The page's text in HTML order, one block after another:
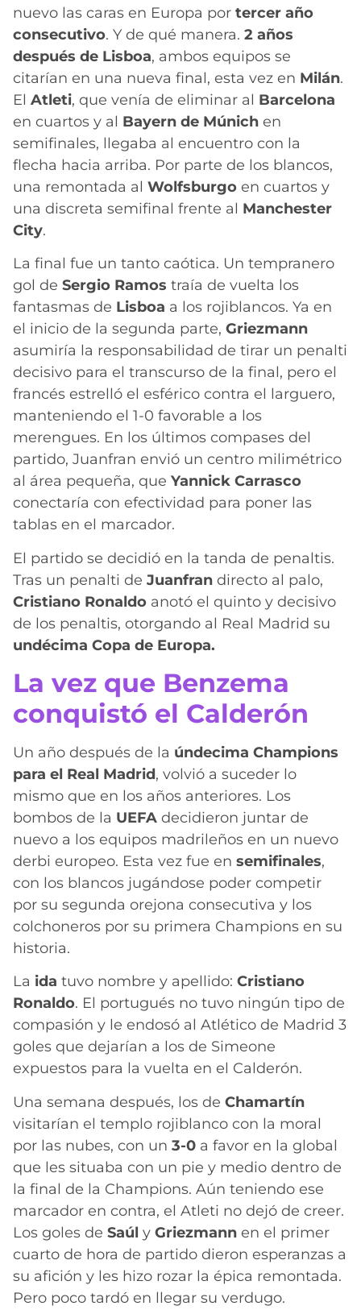
nuevo las caras en Europa por tercer año
consecutivo. Y de qué manera. 2 años
después de Lisboa, ambos equipos se
citarían en una nueva final, esta vez en Milán.
El Atleti, que venía de eliminar al Barcelona
en cuartos y al Bayern de Múnich en
semifinales, llegaba al encuentro con la
flecha hacia arriba. Por parte de los blancos,
una remontada al Wolfsburgo en cuartos y
una discreta semifinal frente al Manchester
City.
La final fue un tanto caótica. Un tempranero
gol de Sergio Ramos traía de vuelta los
fantasmas de Lisboa a los rojiblancos. Ya en
el inicio de la segunda parte, Griezmann
asumiría la responsabilidad de tirar un penalti
decisivo para el transcurso de la final, pero el
francés estrelló el esférico contra el larguero,
manteniendo el 1-0 favorable a los
merengues. En los últimos compases del
partido, Juanfran envió un centro milimétrico
al área pequeña, que Yannick Carrasco
conectaría con efectividad para poner las
tablas en el marcador.
El partido se decidió en la tanda de penaltis.
Tras un penalti de Juanfran directo al palo,
Cristiano Ronaldo anotó el quinto y decisivo
de los penaltis, otorgando al Real Madrid su
undécima Copa de Europa.
La vez que Benzema
conquistó el Calderón
Un año después de la úndecima Champions
para el Real Madrid, volvió a suceder lo
mismo que en los años anteriores. Los
bombos de la UEFA decidieron juntar de
nuevo a los equipos madrileños en un nuevo
derbi europeo. Esta vez fue en semifinales,
con los blancos jugándose poder competir
por su segunda orejona consecutiva y los
colchoneros por su primera Champions en su
historia.
La ida tuvo nombre y apellido: Cristiano
Ronaldo. El portugués no tuvo ningún tipo de
compasión y le endosó al Atlético de Madrid 3
goles que dejarían a los de Simeone
expuestos para la vuelta en el Calderón.
Una semana después, los de Chamartín
visitarían el templo rojiblanco con la moral
por las nubes, con un 3-0 a favor en la global
que les situaba con un pie y medio dentro de
la final de la Champions. Aún teniendo ese
marcador en contra, el Atleti no dejó de creer.
Los goles de Saúl y Griezmann en el primer
cuarto de hora de partido dieron esperanzas a
su afición y les hizo rozar la épica remontada.
Pero poco tardó en llegar su verdugo.